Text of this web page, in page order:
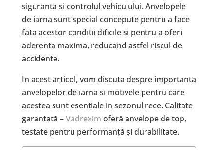
siguranta si controlul vehiculului. Anvelopele
de iarna sunt special concepute pentru a face
fata acestor conditii dificile si pentru a oferi
aderenta maxima, reducand astfel riscul de
accidente.
In acest articol, vom discuta despre importanta
anvelopelor de iarna si motivele pentru care
acestea sunt esentiale in sezonul rece. Calitate
garantată –Vadrexim oferă anvelope de top,
testate pentru performanță și durabilitate.